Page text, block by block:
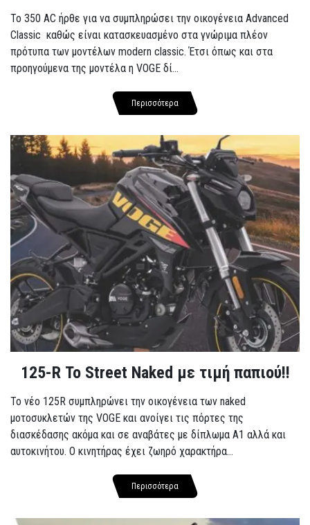
To 350 AC ήρθε για να συμπληρώσει την οικογένεια Advanced
Classic καθώς είναι κατασκευασμένο στα γνώριμα πλέον
πρότυπα των μοντέλων modern classic. Έτσι όπως και στα
προηγούμενα της μοντέλα η VOGE δί...
Περισσότερα
125-R Το Street Naked με τιμή παπιού!!
Το νέο 125R συμπληρώνει την οικογένεια των naked
μοτοσυκλετών της VOGE και ανοίγει τις πόρτες της
διασκέδασης ακόμα και σε αναβάτες με δίπλωμα A1 αλλά και
αυτοκινήτου. Ο κινητήρας έχει ζωηρό χαρακτήρα...
Περισσότερα